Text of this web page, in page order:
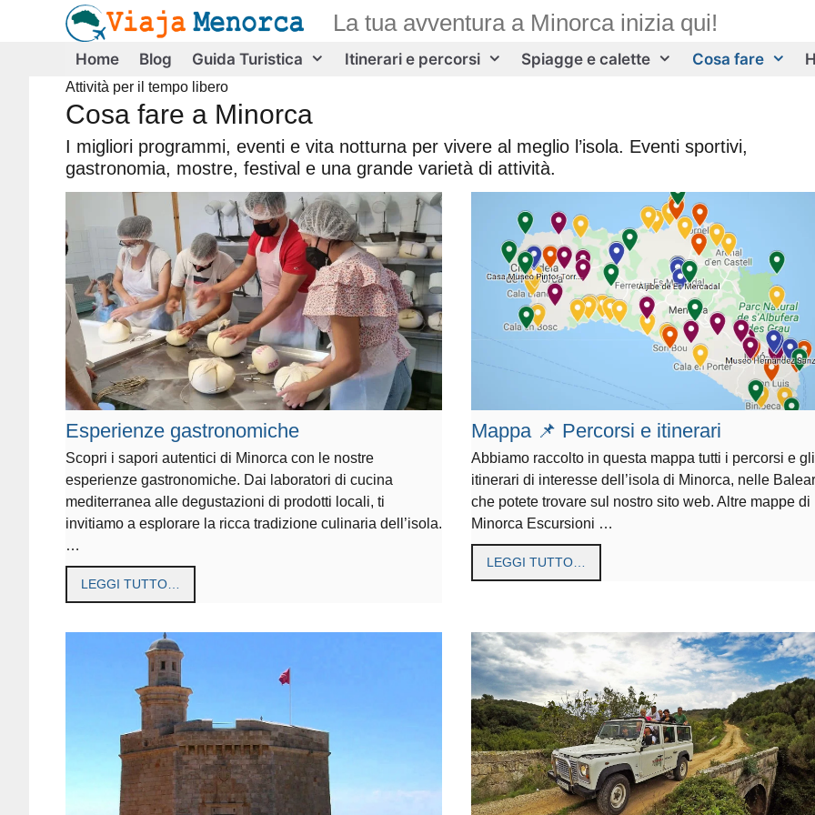
La tua avventura a Minorca inizia qui!
Home Blog Guida Turistica Itinerari e percorsi Spiagge e calette Cosa fare
Attività per il tempo libero
Cosa fare a Minorca
I migliori programmi, eventi e vita notturna per vivere al meglio l’isola. Eventi sportivi,
gastronomia, mostre, festival e una grande varietà di attività.
Esperienze gastronomiche
Scopri i sapori autentici di Minorca con le nostre
esperienze gastronomiche. Dai laboratori di cucina
mediterranea alle degustazioni di prodotti locali, ti
invitiamo a esplorare la ricca tradizione culinaria dell’isola.
…
LEGGI TUTTO…
Mappa 📌 Percorsi e itinerari
Abbiamo raccolto in questa mappa tutti i percorsi e gli
itinerari di interesse dell’isola di Minorca, nelle
che potete trovare sul nostro sito web. Altre mappe di
Minorca Escursioni …
LEGGI TUTTO…